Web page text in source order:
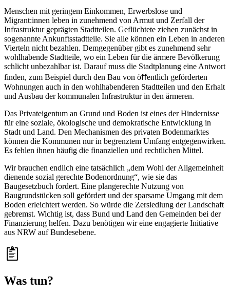
Menschen mit geringem Einkommen, Erwerbslose und
Migrant:innen leben in zunehmend von Armut und Zerfall der
Infrastruktur geprägten Stadtteilen. Geflüchtete ziehen zunächst in
sogenannte Ankunftsstadtteile. Sie alle können ein Leben in anderen
Vierteln nicht bezahlen. Demgegenüber gibt es zunehmend sehr
wohlhabende Stadtteile, wo ein Leben für die ärmere Bevölkerung
schlicht unbezahlbar ist. Darauf muss die Stadtplanung eine Antwort
finden, zum Beispiel durch den Bau von öﬀentlich geförderten
Wohnungen auch in den wohlhabenderen Stadtteilen und den Erhalt
und Ausbau der kommunalen Infrastruktur in den ärmeren.
Das Privateigentum an Grund und Boden ist eines der Hindernisse
für eine soziale, ökologische und demokratische Entwicklung in
Stadt und Land. Den Mechanismen des privaten Bodenmarktes
können die Kommunen nur in begrenztem Umfang entgegenwirken.
Es fehlen ihnen häufig die finanziellen und rechtlichen Mittel.
Wir brauchen endlich eine tatsächlich „dem Wohl der Allgemeinheit
dienende sozial gerechte Bodenordnung“, wie sie das
Baugesetzbuch fordert. Eine plangerechte Nutzung von
Baugrundstücken soll gefördert und der sparsame Umgang mit dem
Boden erleichtert werden. So würde die Zersiedlung der Landschaft
gebremst. Wichtig ist, dass Bund und Land den Gemeinden bei der
Finanzierung helfen. Dazu benötigen wir eine engagierte Initiative
aus NRW auf Bundesebene.
Was tun?